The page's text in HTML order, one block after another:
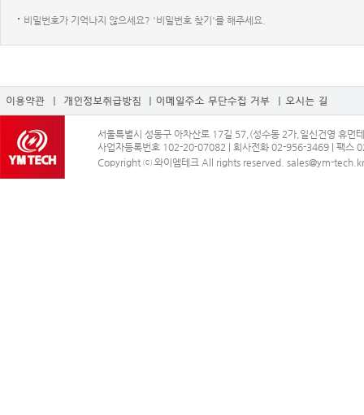
비밀번호가 기억나지 않으세요? '비밀번호 찾기'를 해주세요.
서울특별시 성동구 아차산로 17길 57,(성수동 2가,일신건영 휴먼
사업자등록번호 102-20-07082 | 회사전화 02-956-3469 | 팩스
Copyright ⓒ 와이엠테크 All rights reserved. sales@ym-tech.kr